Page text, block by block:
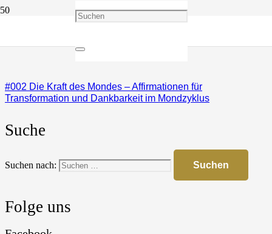
#002 Die Kraft des Mondes – Affirmationen für
Transformation und Dankbarkeit im Mondzyklus
Suche
Suchen nach:
Folge uns